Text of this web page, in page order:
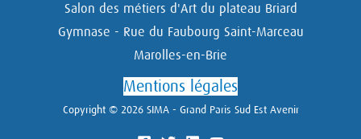
Salon des métiers d'Art du plateau Briard
Gymnase - Rue du Faubourg Saint-Marceau
Marolles-en-Brie
Mentions légales
Copyright © 2026 SIMA - Grand Paris Sud Est Avenir